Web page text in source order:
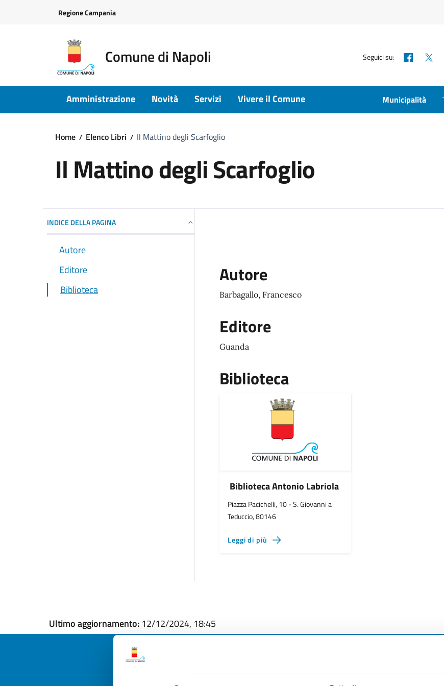
Regione Campania
Comune di Napoli Seguici su:
Amministrazione Novità Servizi Vivere il Comune Municipalità
Home Elenco Libri Il Mattino degli Scarfoglio
Il Mattino degli Scarfoglio
INDICE DELLA PAGINA
Autore
Editore
Biblioteca
Autore
Barbagallo, Francesco
Editore
Guanda
Biblioteca
Biblioteca Antonio Labriola
Piazza Pacichelli, 10 - S. Giovanni a
Teduccio, 80146
Leggi di più
Ultimo aggiornamento: 12/12/2024, 18:45